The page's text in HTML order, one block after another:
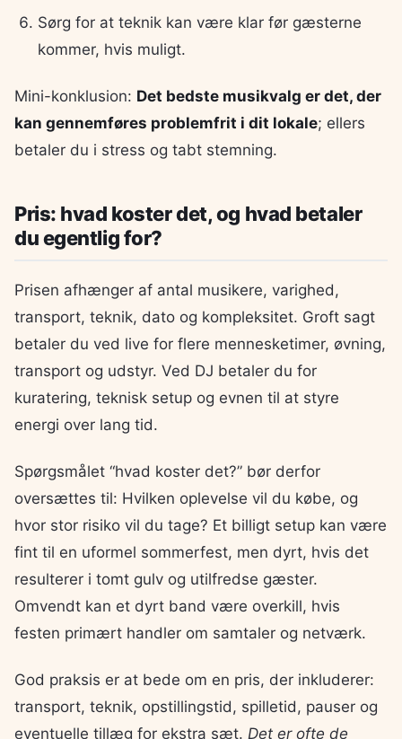
Sørg for at teknik kan være klar før gæsterne
kommer, hvis muligt.
Mini-konklusion: Det bedste musikvalg er det, der
kan gennemføres problemfrit i dit lokale; ellers
betaler du i stress og tabt stemning.
Pris: hvad koster det, og hvad betaler
du egentlig for?
Prisen afhænger af antal musikere, varighed,
transport, teknik, dato og kompleksitet. Groft sagt
betaler du ved live for flere mennesketimer, øvning,
transport og udstyr. Ved DJ betaler du for
kuratering, teknisk setup og evnen til at styre
energi over lang tid.
Spørgsmålet “hvad koster det?” bør derfor
oversættes til: Hvilken oplevelse vil du købe, og
hvor stor risiko vil du tage? Et billigt setup kan være
fint til en uformel sommerfest, men dyrt, hvis det
resulterer i tomt gulv og utilfredse gæster.
Omvendt kan et dyrt band være overkill, hvis
festen primært handler om samtaler og netværk.
God praksis er at bede om en pris, der inkluderer:
transport, teknik, opstillingstid, spilletid, pauser og
eventuelle tillæg for ekstra sæt. Det er ofte de